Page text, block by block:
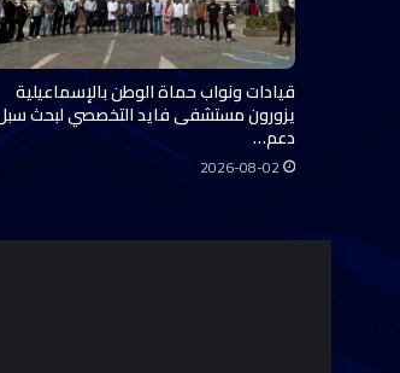
قيادات ونواب حماة الوطن بالإسماعيلية
يزورون مستشفى فايد التخصصي لبحث
دعم…
2026-08-02